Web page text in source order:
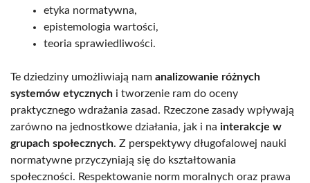
etyka normatywna,
epistemologia wartości,
teoria sprawiedliwości.
Te dziedziny umożliwiają nam analizowanie różnych
systemów etycznych i tworzenie ram do oceny
praktycznego wdrażania zasad. Rzeczone zasady wpływają
zarówno na jednostkowe działania, jak i na interakcje w
grupach społecznych. Z perspektywy długofalowej nauki
normatywne przyczyniają się do kształtowania
społeczności. Respektowanie norm moralnych oraz prawa